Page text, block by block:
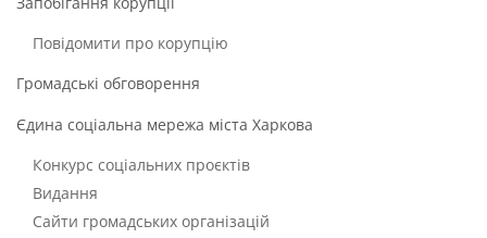
Повідомити про корупцію
Громадські обговорення
Єдина соціальна мережа міста Харкова
Конкурс соціальних проєктів
Видання
Сайти громадських організацій